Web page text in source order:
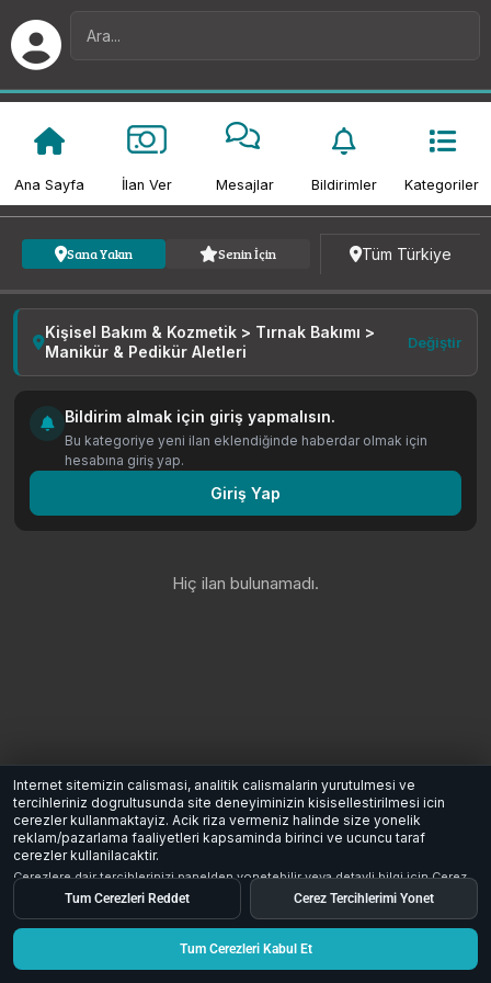
Ana Sayfa İlan Ver Mesajlar Bildirimler Kategoriler
Sana Yakın Senin İçin Tüm Türkiye
Kişisel Bakım & Kozmetik > Tırnak Bakımı >
Manikür & Pedikür Aletleri
Değiştir
Bildirim almak için giriş yapmalısın.
Bu kategoriye yeni ilan eklendiğinde haberdar olmak için
hesabına giriş yap.
Giriş Yap
Hiç ilan bulunamadı.
Internet sitemizin calismasi, analitik calismalarin yurutulmesi ve
tercihleriniz dogrultusunda site deneyiminizin kisisellestirilmesi icin
cerezler kullanmaktayiz. Acik riza vermeniz halinde size yonelik
reklam/pazarlama faaliyetleri kapsaminda birinci ve ucuncu taraf
cerezler kullanilacaktir.
Cerezlere dair tercihlerinizi panelden yonetebilir veya detayli bilgi icinCerez
Aydinlatma Metniinceleyebilirsiniz.
Tum Cerezleri Reddet Cerez Tercihlerimi Yonet
Tum Cerezleri Kabul Et